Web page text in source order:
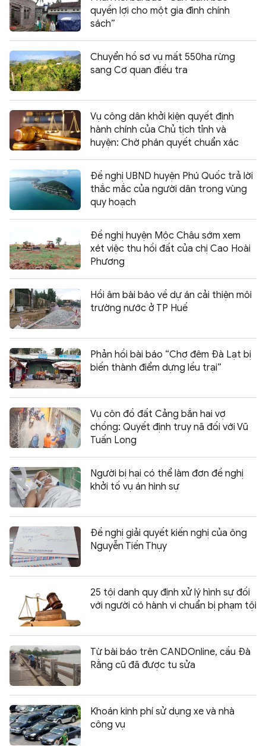
quyền lợi cho một gia đình chính
sách”
Chuyển hồ sơ vụ mất 550ha rừng
sang Cơ quan điều tra
Vụ công dân khởi kiện quyết định
hành chính của Chủ tịch tỉnh và
huyện: Chờ phán quyết chuẩn xác
Đề nghị UBND huyện Phú Quốc trả lời
thắc mắc của người dân trong vùng
quy hoạch
Đề nghị huyện Mộc Châu sớm xem
xét việc thu hồi đất của chị Cao Hoài
Phương
Hồi âm bài báo về dự án cải thiện môi
trường nước ở TP Huế
Phản hồi bài báo “Chợ đêm Đà Lạt bị
biến thành điểm dựng lều trại”
Vụ côn đồ đất Cảng bắn hai vợ
chồng: Quyết định truy nã đối với Vũ
Tuấn Long
Người bị hại có thể làm đơn đề nghị
khởi tố vụ án hình sự
Đề nghị giải quyết kiến nghị của ông
Nguyễn Tiến Thụy
25 tội danh quy định xử lý hình sự đối
với người có hành vi chuẩn bị phạm tội
Từ bài báo trên CANDOnline, cầu Đà
Rằng cũ đã được tu sửa
Khoán kinh phí sử dụng xe và nhà
công vụ